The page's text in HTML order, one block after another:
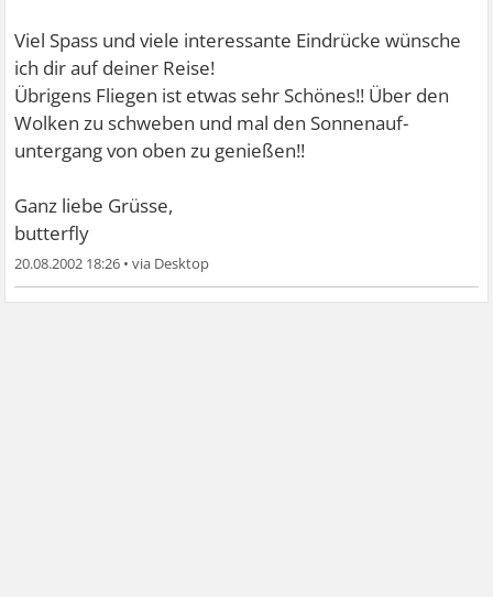
Viel Spass und viele interessante Eindrücke wünsche
ich dir auf deiner Reise!
Übrigens Fliegen ist etwas sehr Schönes!! Über den
Wolken zu schweben und mal den Sonnenauf-
untergang von oben zu genießen!!
Ganz liebe Grüsse,
butterfly
20.08.2002 18:26 •